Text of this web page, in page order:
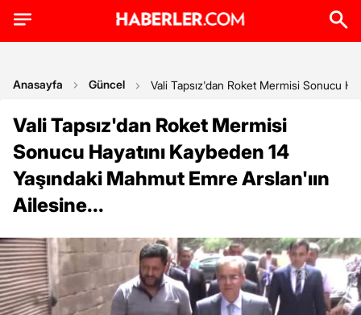
Anasayfa Güncel Vali Tapsız'dan Roket Mermisi Sonucu
Vali Tapsız'dan Roket Mermisi
Sonucu Hayatını Kaybeden 14
Yaşındaki Mahmut Emre Arslan'ıın
Ailesine...